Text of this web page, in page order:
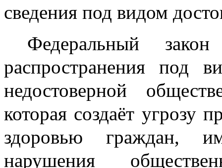
сведения под видом
Федеральный
распространения под
недостоверной
которая создаёт угрозу
здоровью граждан,
нарушения